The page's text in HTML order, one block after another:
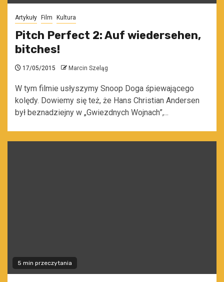
Artykuły Film Kultura
Pitch Perfect 2: Auf wiedersehen,
bitches!
17/05/2015 Marcin Szeląg
W tym filmie usłyszymy Snoop Doga śpiewającego
kolędy. Dowiemy się też, że Hans Christian Andersen
był beznadziejny w „Gwiezdnych Wojnach”,...
5 min przeczytania